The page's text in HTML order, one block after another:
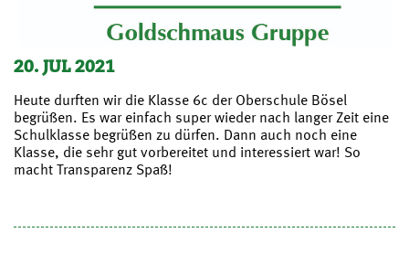
20. JUL 2021
Heute durften wir die Klasse 6c der Oberschule Bösel
begrüßen. Es war einfach super wieder nach langer Zeit eine
Schulklasse begrüßen zu dürfen. Dann auch noch eine
Klasse, die sehr gut vorbereitet und interessiert war! So
macht Transparenz Spaß!